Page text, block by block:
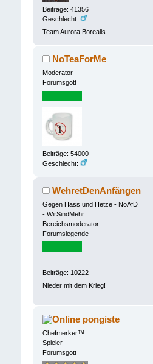
Beiträge: 41356
Geschlecht:
Team Aurora Borealis
NoTeaForMe
Moderator
Forumsgott
Beiträge: 54000
Geschlecht:
WehretDenAnfängen
Gegen Hass und Hetze - NoAfD
- WirSindMehr
Bereichsmoderator
Forumslegende
Beiträge: 10222
Nieder mit dem Krieg!
pongiste
Chefmerker™
Spieler
Forumsgott